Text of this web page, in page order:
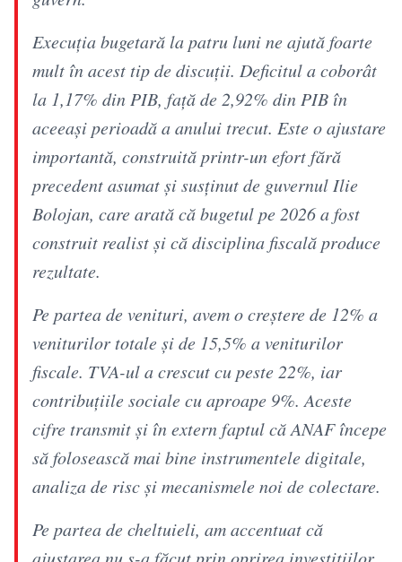
Execuția bugetară la patru luni ne ajută foarte
mult în acest tip de discuții. Deficitul a coborât
la 1,17% din PIB, față de 2,92% din PIB în
aceeași perioadă a anului trecut. Este o ajustare
importantă, construită printr-un efort fără
precedent asumat şi susținut de guvernul Ilie
Bolojan, care arată că bugetul pe 2026 a fost
construit realist și că disciplina fiscală produce
rezultate.
Pe partea de venituri, avem o creștere de 12% a
veniturilor totale și de 15,5% a veniturilor
fiscale. TVA-ul a crescut cu peste 22%, iar
contribuțiile sociale cu aproape 9%. Aceste
cifre transmit și în extern faptul că ANAF începe
să folosească mai bine instrumentele digitale,
analiza de risc și mecanismele noi de colectare.
Pe partea de cheltuieli, am accentuat că
ajustarea nu s-a făcut prin oprirea investițiilor.